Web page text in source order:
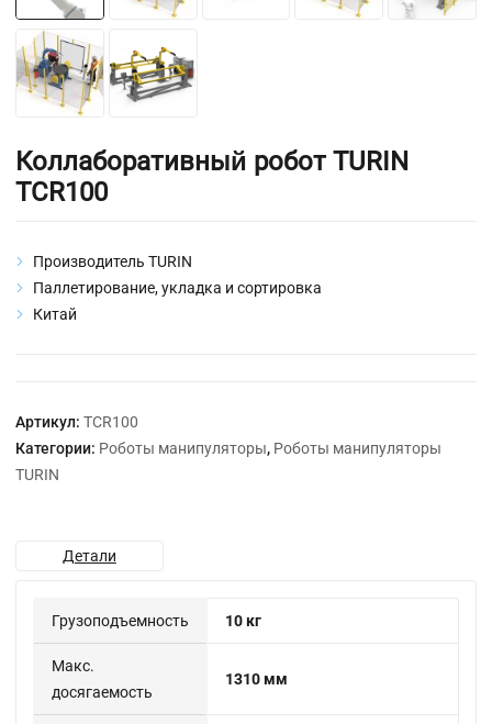
Коллаборативный робот TURIN
TCR100
Производитель TURIN
Паллетирование, укладка и сортировка
Китай
Артикул: TCR100
Категории: Роботы манипуляторы, Роботы манипуляторы
TURIN
Детали
Грузоподъемность 10 кг
Макс.
досягаемость
1310 мм